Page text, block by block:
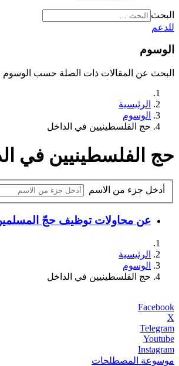
البحث
للدعم
الوسوم
البحث عن المقالات ذات الصلة حسب الوسوم
الرئيسية
الوسوم
حج الفلسطينيين في الداخل
حج الفلسطينيين في
أدخل جزء من الاسم
عن محاولات توظيف حجّ المسلمين
الرئيسية
الوسوم
حج الفلسطينيين في الداخل
Facebook
X
Telegram
Youtube
Instagram
موسوعة المصطلحات